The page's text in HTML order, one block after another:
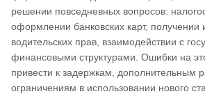
решении повседневных вопросов:
оформлении банковских карт, получении
водительских прав, взаимодействии с
финансовыми структурами. Ошибки на
привести к задержкам, дополнительным
ограничениям в использовании нового